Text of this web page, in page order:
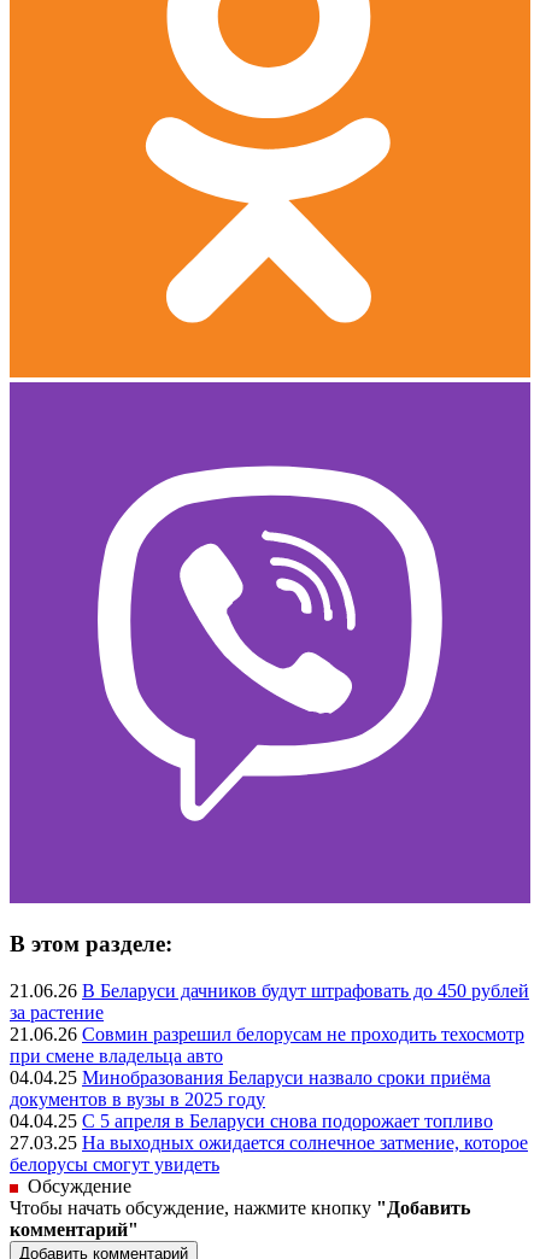
В этом разделе:
21.06.26 В Беларуси дачников будут штрафовать до 450 рублей
за растение
21.06.26 Совмин разрешил белорусам не проходить техосмотр
при смене владельца авто
04.04.25 Минобразования Беларуси назвало сроки приёма
документов в вузы в 2025 году
04.04.25 С 5 апреля в Беларуси снова подорожает топливо
27.03.25 На выходных ожидается солнечное затмение, которое
белорусы смогут увидеть
Обсуждение
Чтобы начать обсуждение, нажмите кнопку "Добавить
комментарий"